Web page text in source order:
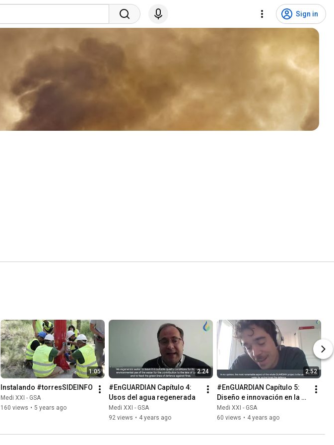
Sign in
1:05
Instalando #torresSIDEINFO
Medi XXI - GSA
160 views • 5 years ago
2:24
#EnGUARDIAN Capítulo 4:
Usos del agua regenerada
Medi XXI - GSA
92 views • 4 years ago
2:52
#EnGUARDIAN Capítulo 5:
Diseño e innovación en la
defensa activa contra
incendios forestales
Medi XXI - GSA
60 views • 4 years ago